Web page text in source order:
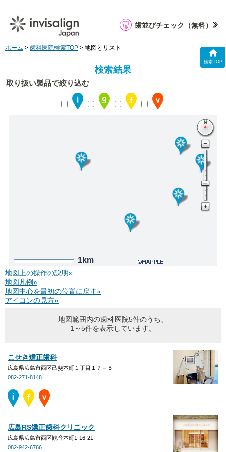
検索TOP
歯並びチェック （無料）
ホーム > 歯科医院検索TOP > 地図とリスト
検索結果
取り扱い製品で絞り込む
1km
地図上の操作の説明»
地図凡例»
地図中心を最初の位置に戻す»
アイコンの見方»
地図範囲内の歯科医院5件のうち、
1～5件を表示しています。
こせき矯正歯科
広島県広島市西区己斐本町１丁目１７－５
082-271-8148
広島RS矯正歯科クリニック
広島県広島市西区観音本町1-16-21
082-942-6766